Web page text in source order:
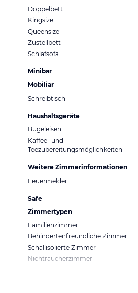
Doppelbett
Kingsize
Queensize
Zustellbett
Schlafsofa
Minibar
Mobiliar
Schreibtisch
Haushaltsgeräte
Bügeleisen
Kaffee- und
Teezubereitungsmöglichkeiten
Weitere Zimmerinformationen
Feuermelder
Safe
Zimmertypen
Familienzimmer
Behindertenfreundliche Zimmer
Schallisolierte Zimmer
Nichtraucherzimmer